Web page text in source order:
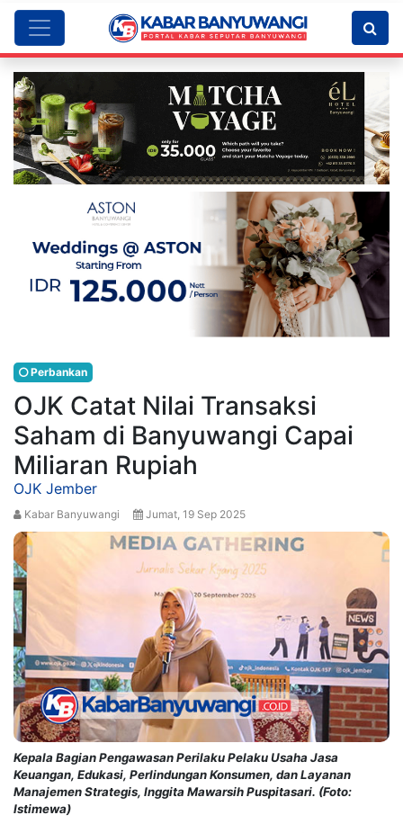
Perbankan
OJK Catat Nilai Transaksi
Saham di Banyuwangi Capai
Miliaran Rupiah
OJK Jember
Kabar Banyuwangi Jumat, 19 Sep 2025
Kepala Bagian Pengawasan Perilaku Pelaku Usaha Jasa
Keuangan, Edukasi, Perlindungan Konsumen, dan Layanan
Manajemen Strategis, Inggita Mawarsih Puspitasari. (Foto:
Istimewa)